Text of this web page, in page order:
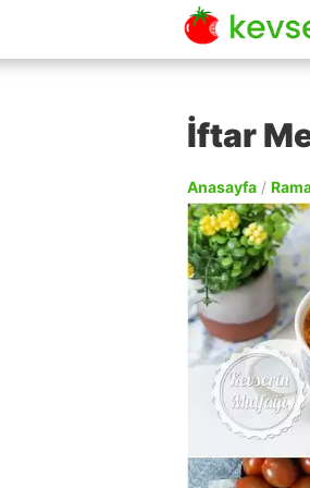
İftar
Anasayfa /